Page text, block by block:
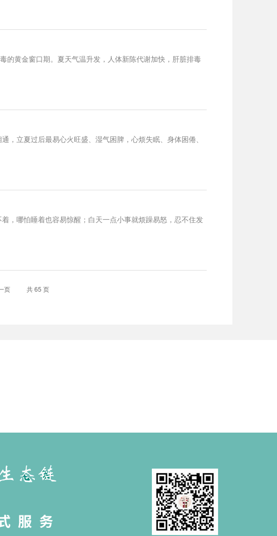
的黄金窗口期。夏天气温升发，人体新陈代谢加快，肝脏排毒
，立夏过后最易心火旺盛、湿气困脾，心烦失眠、身体困倦、
，哪怕睡着也容易惊醒；白天一点小事就烦躁易怒，忍不住发
页 共 65 页